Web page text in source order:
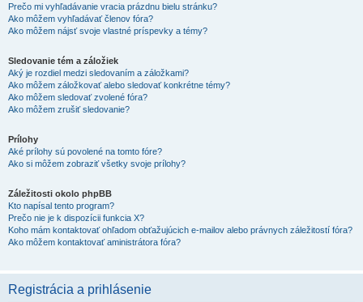
Prečo mi vyhľadávanie vracia prázdnu bielu stránku?
Ako môžem vyhľadávať členov fóra?
Ako môžem nájsť svoje vlastné príspevky a témy?
Sledovanie tém a záložiek
Aký je rozdiel medzi sledovaním a záložkami?
Ako môžem záložkovať alebo sledovať konkrétne témy?
Ako môžem sledovať zvolené fóra?
Ako môžem zrušiť sledovanie?
Prílohy
Aké prílohy sú povolené na tomto fóre?
Ako si môžem zobraziť všetky svoje prílohy?
Záležitosti okolo phpBB
Kto napísal tento program?
Prečo nie je k dispozícii funkcia X?
Koho mám kontaktovať ohľadom obťažujúcich e-mailov alebo právnych záležitostí fóra?
Ako môžem kontaktovať aministrátora fóra?
Registrácia a prihlásenie